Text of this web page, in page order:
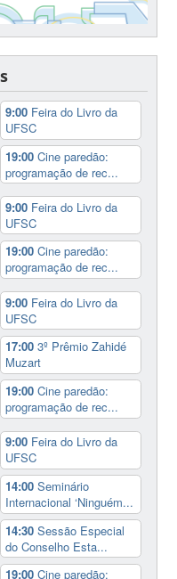
9:00 Feira do Livro da
UFSC
19:00Cine paredão:
programação de rec...
9:00 Feira do Livro da
UFSC
19:00Cine paredão:
programação de rec...
9:00 Feira do Livro da
UFSC
17:003º Prêmio Zahidé
Muzart
19:00Cine paredão:
programação de rec...
9:00 Feira do Livro da
UFSC
14:00Seminário
Internacional ‘Ninguém...
14:30Sessão Especial
do Conselho Esta...
19:00Cine paredão: